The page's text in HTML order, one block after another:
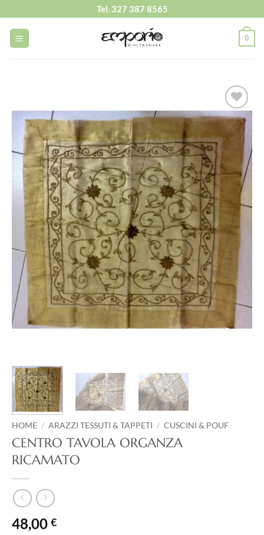
ai
contenuti
Tel. 327 387 8565
0
Aggiungi
alla lista
desideri
HOME / ARAZZI TESSUTI & TAPPETI / CUSCINI & POUF
CENTRO TAVOLA ORGANZA
RICAMATO
48,00 €